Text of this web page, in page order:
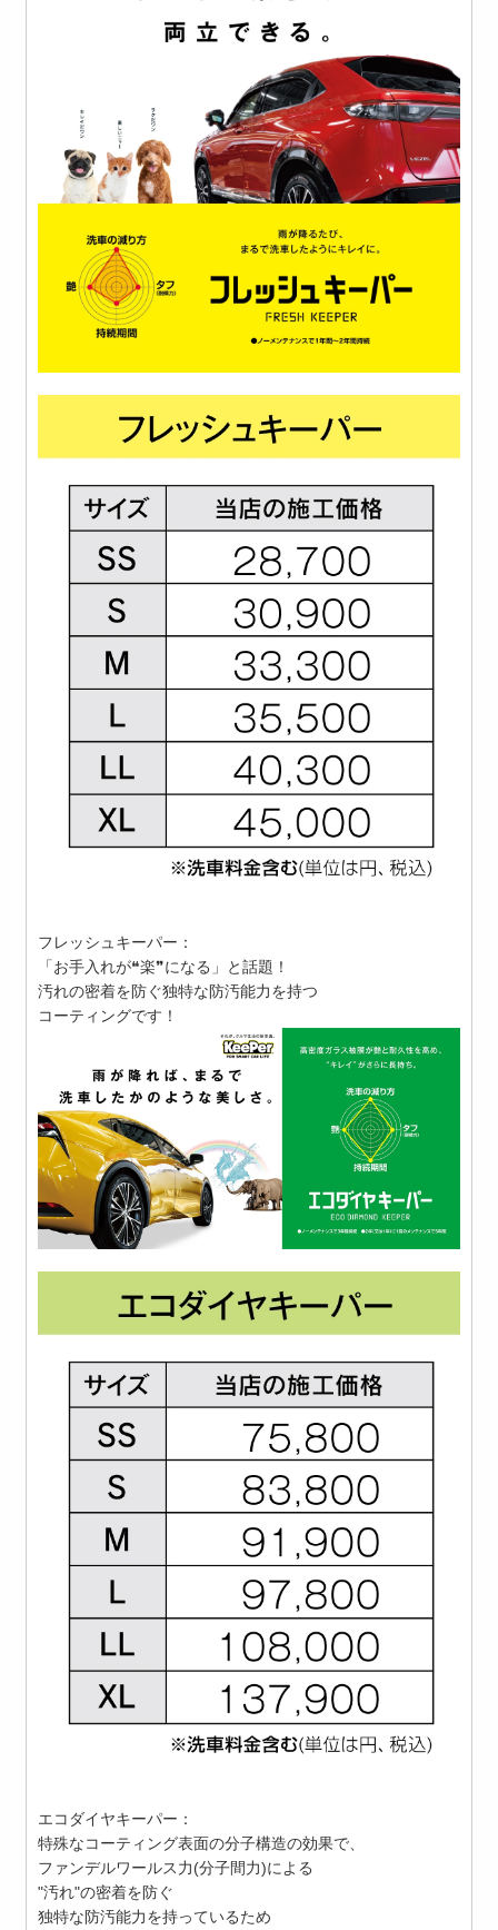
フレッシュキーパー：
「お手入れが❝楽❞になる」と話題！
汚れの密着を防ぐ独特な防汚能力を持つ
コーティングです！
エコダイヤキーパー：
特殊なコーティング表面の分子構造の効果で、
ファンデルワールス力(分子間力)による
"汚れ"の密着を防ぐ
独特な防汚能力を持っているため